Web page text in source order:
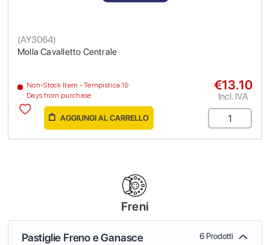
Molla Cavalletto Centrale
(AY3064)
Non-Stock Item - Tempistica 19
Days from purchase
€13.10
Incl. IVA
AGGIUNGI AL CARRELLO
Freni
Pastiglie Freno e Ganasce 6 Prodotti